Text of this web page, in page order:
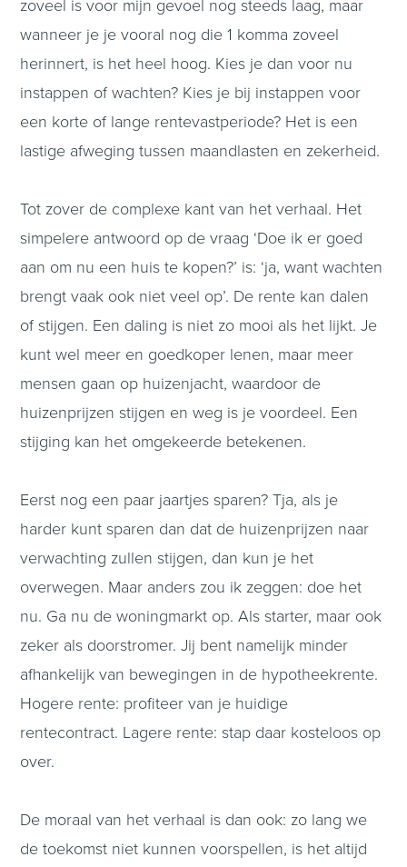
zoveel is voor mijn gevoel nog steeds laag, maar
wanneer je je vooral nog die 1 komma zoveel
herinnert, is het heel hoog. Kies je dan voor nu
instappen of wachten? Kies je bij instappen voor
een korte of lange rentevastperiode? Het is een
lastige afweging tussen maandlasten en zekerheid.
Tot zover de complexe kant van het verhaal. Het
simpelere antwoord op de vraag ‘Doe ik er goed
aan om nu een huis te kopen?’ is: ‘ja, want wachten
brengt vaak ook niet veel op’. De rente kan dalen
of stijgen. Een daling is niet zo mooi als het lijkt. Je
kunt wel meer en goedkoper lenen, maar meer
mensen gaan op huizenjacht, waardoor de
huizenprijzen stijgen en weg is je voordeel. Een
stijging kan het omgekeerde betekenen.
Eerst nog een paar jaartjes sparen? Tja, als je
harder kunt sparen dan dat de huizenprijzen naar
verwachting zullen stijgen, dan kun je het
overwegen. Maar anders zou ik zeggen: doe het
nu. Ga nu de woningmarkt op. Als starter, maar ook
zeker als doorstromer. Jij bent namelijk minder
afhankelijk van bewegingen in de hypotheekrente.
Hogere rente: profiteer van je huidige
rentecontract. Lagere rente: stap daar kosteloos op
over.
De moraal van het verhaal is dan ook: zo lang we
de toekomst niet kunnen voorspellen, is het altijd